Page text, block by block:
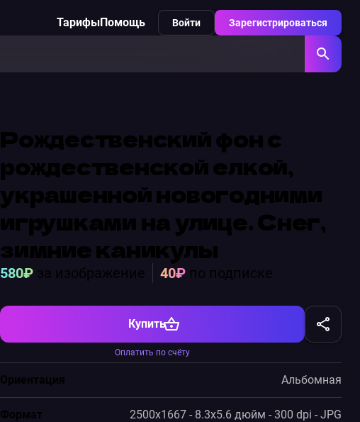
ТарифыПомощь Войти Зарегистрироваться
Рождественский фон с
рождественской елкой,
украшенной новогодними
игрушками на улице. Снег,
зимние каникулы
580₽ за изображение 40₽ по подписке
Купить
Оплатить по счёту
Ориентация Альбомная
Формат 2500x1667 - 8.3x5.6 дюйм - 300 dpi - JPG